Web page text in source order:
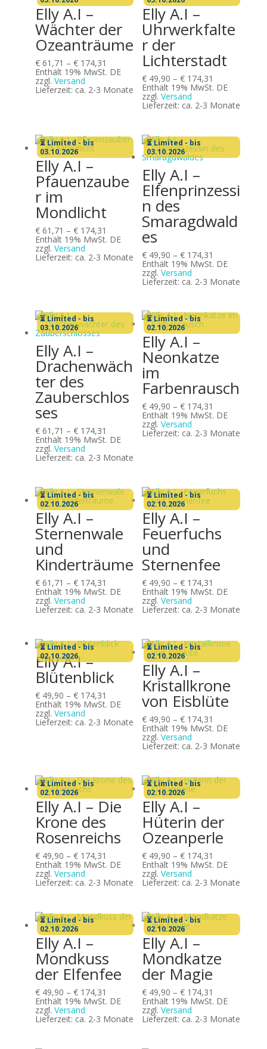
Elly A.I –
Wächter der
Ozeanträume
€61,71 – €174,31 Preisspanne:
€ 61,71
€ 174,31
Enthält 19% MwSt. DE
zzgl. Versand
Lieferzeit: ca. 2-3 Monate
Elly A.I –
Uhrwerkfalte
r der
Lichterstadt
€49,90 – €174,31
€ 49,90
€ 174,31
Enthält 19% MwSt. DE
zzgl. Versand
Lieferzeit: ca. 2-3 Monate
⏳ Limited - bis
03.10.2026
Elly A.I –
Pfauenzaube
r im
Mondlicht
€61,71 – €174,31 Preisspanne:
€ 61,71
€ 174,31
Enthält 19% MwSt. DE
zzgl. Versand
Lieferzeit: ca. 2-3 Monate
⏳ Limited - bis
03.10.2026
Elly A.I –
Elfenprinzessi
n des
Smaragdwald
es
€49,90 – €174,31
€ 49,90
€ 174,31
Enthält 19% MwSt. DE
zzgl. Versand
Lieferzeit: ca. 2-3 Monate
⏳ Limited - bis
03.10.2026
Elly A.I –
Drachenwäch
ter des
Zauberschlos
ses
€61,71 – €174,31 Preisspanne:
€ 61,71
€ 174,31
Enthält 19% MwSt. DE
zzgl. Versand
Lieferzeit: ca. 2-3 Monate
⏳ Limited - bis
02.10.2026
Elly A.I –
Neonkatze
im
Farbenrausch
€49,90 – €174,31
€ 49,90
€ 174,31
Enthält 19% MwSt. DE
zzgl. Versand
Lieferzeit: ca. 2-3 Monate
⏳ Limited - bis
02.10.2026
Elly A.I –
Sternenwale
und
Kinderträume
€61,71 – €174,31 Preisspanne:
€ 61,71
€ 174,31
Enthält 19% MwSt. DE
zzgl. Versand
Lieferzeit: ca. 2-3 Monate
⏳ Limited - bis
02.10.2026
Elly A.I –
Feuerfuchs
und
Sternenfee
€49,90 – €174,31
€ 49,90
€ 174,31
Enthält 19% MwSt. DE
zzgl. Versand
Lieferzeit: ca. 2-3 Monate
⏳ Limited - bis
02.10.2026
Elly A.I –
Blütenblick
€49,90 – €174,31 Preisspanne:
€ 49,90
€ 174,31
Enthält 19% MwSt. DE
zzgl. Versand
Lieferzeit: ca. 2-3 Monate
⏳ Limited - bis
02.10.2026
Elly A.I –
Kristallkrone
von Eisblüte
€49,90 – €174,31
€ 49,90
€ 174,31
Enthält 19% MwSt. DE
zzgl. Versand
Lieferzeit: ca. 2-3 Monate
⏳ Limited - bis
02.10.2026
Elly A.I – Die
Krone des
Rosenreichs
€49,90 – €174,31 Preisspanne:
€ 49,90
€ 174,31
Enthält 19% MwSt. DE
zzgl. Versand
Lieferzeit: ca. 2-3 Monate
⏳ Limited - bis
02.10.2026
Elly A.I –
Hüterin der
Ozeanperle
€49,90 – €174,31
€ 49,90
€ 174,31
Enthält 19% MwSt. DE
zzgl. Versand
Lieferzeit: ca. 2-3 Monate
⏳ Limited - bis
02.10.2026
Elly A.I –
Mondkuss
der Elfenfee
€49,90 – €174,31 Preisspanne:
€ 49,90
€ 174,31
Enthält 19% MwSt. DE
zzgl. Versand
Lieferzeit: ca. 2-3 Monate
⏳ Limited - bis
02.10.2026
Elly A.I –
Mondkatze
der Magie
€49,90 – €174,31
€ 49,90
€ 174,31
Enthält 19% MwSt. DE
zzgl. Versand
Lieferzeit: ca. 2-3 Monate